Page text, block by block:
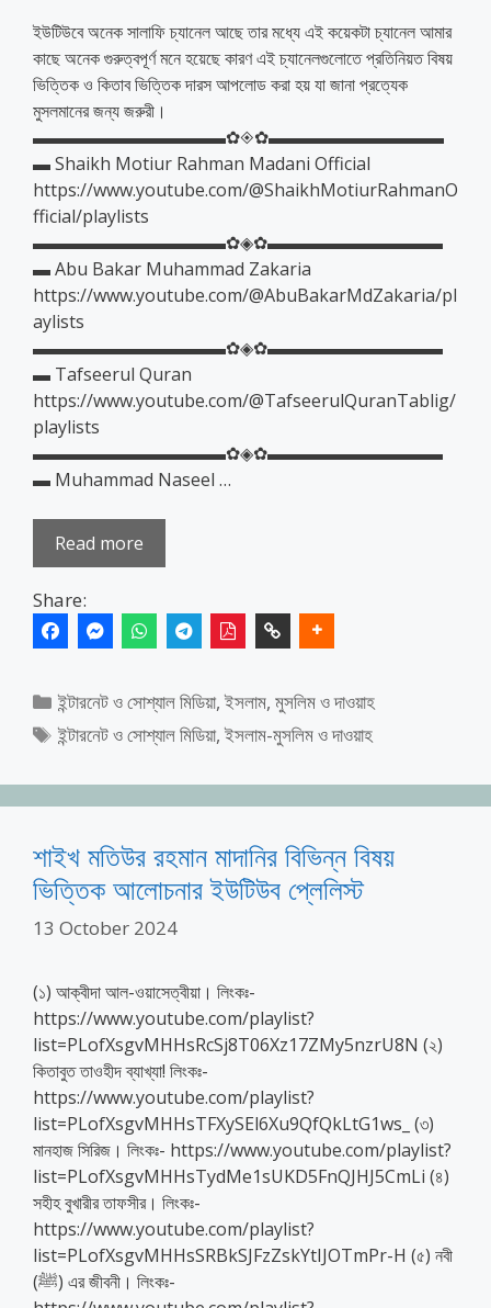
ইউটিউবে অনেক সালাফি চ্যানেল আছে তার মধ্যে এই কয়েকটা চ্যানেল আমার
কাছে অনেক গুরুত্বপূর্ণ মনে হয়েছে কারণ এই চ্যানেলগুলোতে প্রতিনিয়ত বিষয়
ভিত্তিক ও কিতাব ভিত্তিক দারস আপলোড করা হয় যা জানা প্রত্যেক
মুসলমানের জন্য জরুরী।
▬▬▬▬▬▬▬▬▬▬▬✿◈✿▬▬▬▬▬▬▬▬▬▬
▬ Shaikh Motiur Rahman Madani Official
https://www.youtube.com/@ShaikhMotiurRahmanO
fficial/playlists
▬▬▬▬▬▬▬▬▬▬▬✿◈✿▬▬▬▬▬▬▬▬▬▬
▬ Abu Bakar Muhammad Zakaria
https://www.youtube.com/@AbuBakarMdZakaria/pl
aylists
▬▬▬▬▬▬▬▬▬▬▬✿◈✿▬▬▬▬▬▬▬▬▬▬
▬ Tafseerul Quran
https://www.youtube.com/@TafseerulQuranTablig/
playlists
▬▬▬▬▬▬▬▬▬▬▬✿◈✿▬▬▬▬▬▬▬▬▬▬
▬ Muhammad Naseel …
Read more
Share:
Categories
ইন্টারনেট ও সোশ্যাল মিডিয়া,ইসলাম, মুসলিম ও দাওয়াহ
Tags
ইন্টারনেট ও সোশ্যাল মিডিয়া,ইসলাম-মুসলিম ও দাওয়াহ
শাইখ মতিউর রহমান মাদানির বিভিন্ন বিষয়
ভিত্তিক আলোচনার ইউটিউব প্লেলিস্ট
13 October 2024
(১) আক্বীদা আল-ওয়াসেত্বীয়া। লিংকঃ-
https://www.youtube.com/playlist?
list=PLofXsgvMHHsRcSj8T06Xz17ZMy5nzrU8N (২)
কিতাবুত তাওহীদ ব্যাখ্যা! লিংকঃ-
https://www.youtube.com/playlist?
list=PLofXsgvMHHsTFXySEl6Xu9QfQkLtG1ws_ (৩)
মানহাজ সিরিজ। লিংকঃ- https://www.youtube.com/playlist?
list=PLofXsgvMHHsTydMe1sUKD5FnQJHJ5CmLi (৪)
সহীহ বুখারীর তাফসীর। লিংকঃ-
https://www.youtube.com/playlist?
list=PLofXsgvMHHsSRBkSJFzZskYtIJOTmPr-H (৫) নবী
(ﷺ) এর জীবনী। লিংকঃ-